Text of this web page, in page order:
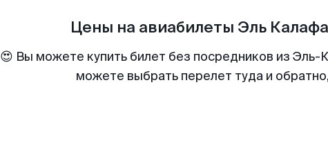
Цены на авиабилеты Эль
😍 Вы можете купить билет без посредников из
можете выбрать перелет туда и